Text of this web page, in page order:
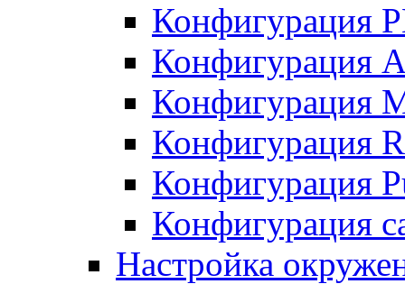
Конфигурация
Конфигурация
Конфигурация
Конфигурация
Конфигурация
Конфигурация
Настройка